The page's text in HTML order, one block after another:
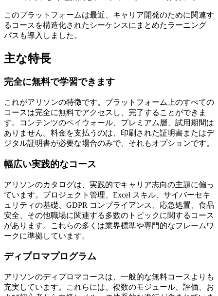
このプラットフォームは最近、キャリア開発のために関連す
るコースを構造化されたシーケンスにまとめたラーニング
パスも導入しました。
主な特長
完全に無料で学習できます
これがアリソンの特徴です。プラットフォーム上のすべての
コースは完全に無料でアクセスし、完了することができま
す。コンテンツのペイウォール、プレミアム層、試用期間は
ありません。料金を支払うのは、印刷された証明書またはデ
ジタル証明書が必要な場合のみで、それもオプションです。
幅広い実践的なコース
アリソンのカタログは、実践的でキャリア志向の主題に偏っ
ています。プロジェクト管理、Excel スキル、サイバーセキ
ュリティの基礎、GDPR コンプライアンス、応急処置、食品
安全、その他職場に関連する多数のトピックに関するコース
があります。これらの多くは業界標準や専門的なフレームワ
ークに準拠しています。
ディプロマプログラム
アリソンのディプロマコースは、一般的な無料コースよりも
充実しています。これらには、複数のモジュール、評価、お